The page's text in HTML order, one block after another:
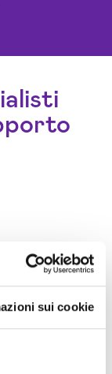
sui cookie